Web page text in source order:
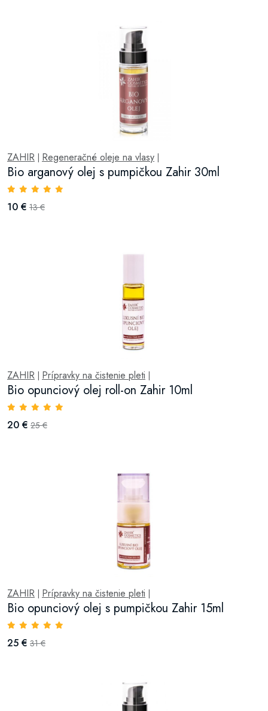
ZAHIR Regeneračné oleje na vlasy
Bio arganový olej s pumpičkou Zahir 30ml
10 € 13 €
ZAHIR Prípravky na čistenie pleti
Bio opunciový olej roll-on Zahir 10ml
20 € 25 €
ZAHIR Prípravky na čistenie pleti
Bio opunciový olej s pumpičkou Zahir 15ml
25 € 31 €